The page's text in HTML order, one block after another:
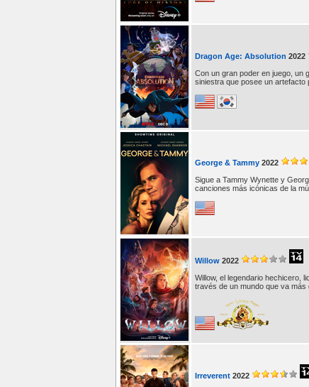
Dragon Age: Absolution 2022
Con un gran poder en juego, un
siniestra que posee un artefacto
George & Tammy 2022
Sigue a Tammy Wynette y
canciones más icónicas de la
Willow 2022
Willow, el legendario hechicero,
través de un mundo que va más
Irreverent 2022